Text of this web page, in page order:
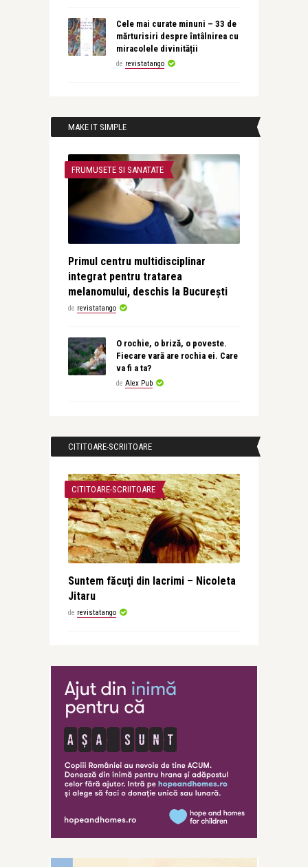
Cele mai curate minuni – 33 de
mărturisiri despre întâlnirea cu
miracolele divinității
de revistatango
MAKE IT SIMPLE
FRUMUSETE SI SANATATE
Primul centru multidisciplinar
integrat pentru tratarea
melanomului, deschis la București
de revistatango
O rochie, o briză, o poveste.
Fiecare vară are rochia ei. Care
va fi a ta?
de Alex Pub
CITITOARE-SCRIITOARE
CITITOARE-SCRIITOARE
Suntem făcuţi din lacrimi – Nicoleta
Jitaru
de revistatango